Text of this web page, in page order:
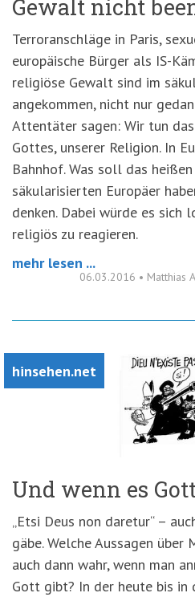
Gewalt nicht
Terroranschläge in Paris,
europäische Bürger als IS-
religiöse Gewalt sind im
angekommen, nicht nur
Attentäter sagen: Wir tun
Gottes, unserer Religion. In
Bahnhof. Was soll das
säkularisierten Europäer
denken. Dabei würde es sich
religiös zu reagieren.
mehr lesen ...
06.03.2016 • Matthias
hinsehen.net
Und wenn es
„Etsi Deus non daretur“ –
gäbe. Welche Aussagen über
auch dann wahr, wenn man
Gott gibt? In der heute bis in